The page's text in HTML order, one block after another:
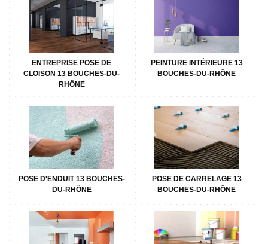
ENTREPRISE POSE DE
CLOISON 13 BOUCHES-DU-
RHÔNE
PEINTURE INTÉRIEURE 13
BOUCHES-DU-RHÔNE
POSE D'ENDUIT 13 BOUCHES-
DU-RHÔNE
POSE DE CARRELAGE 13
BOUCHES-DU-RHÔNE